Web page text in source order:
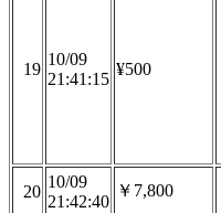
19
10/09
21:41:15
¥500
20
10/09
21:42:40
￥7,800